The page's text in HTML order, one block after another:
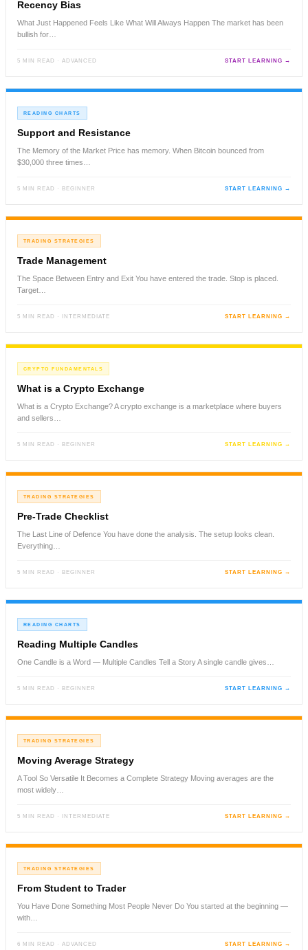
Recency Bias
What Just Happened Feels Like What Will Always Happen The market has been
bullish for…
5 MIN READ · ADVANCED START LEARNING →
READING CHARTS
Support and Resistance
The Memory of the Market Price has memory. When Bitcoin bounced from
$30,000 three times…
5 MIN READ · BEGINNER START LEARNING →
TRADING STRATEGIES
Trade Management
The Space Between Entry and Exit You have entered the trade. Stop is placed.
Target…
5 MIN READ · INTERMEDIATE START LEARNING →
CRYPTO FUNDAMENTALS
What is a Crypto Exchange
What is a Crypto Exchange? A crypto exchange is a marketplace where buyers
and sellers…
5 MIN READ · BEGINNER START LEARNING →
TRADING STRATEGIES
Pre-Trade Checklist
The Last Line of Defence You have done the analysis. The setup looks clean.
Everything…
5 MIN READ · BEGINNER START LEARNING →
READING CHARTS
Reading Multiple Candles
One Candle is a Word — Multiple Candles Tell a Story A single candle gives…
5 MIN READ · BEGINNER START LEARNING →
TRADING STRATEGIES
Moving Average Strategy
A Tool So Versatile It Becomes a Complete Strategy Moving averages are the
most widely…
5 MIN READ · INTERMEDIATE START LEARNING →
TRADING STRATEGIES
From Student to Trader
You Have Done Something Most People Never Do You started at the beginning —
with…
6 MIN READ · ADVANCED START LEARNING →